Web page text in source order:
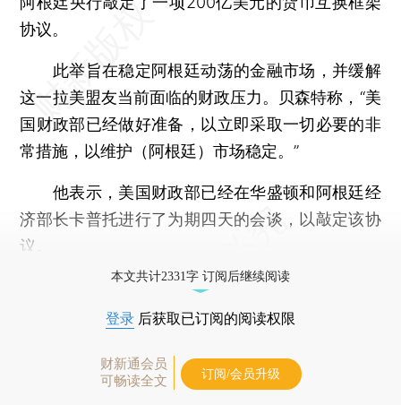
协议。
此举旨在稳定阿根廷动荡的金融市场，并缓解
这一拉美盟友当前面临的财政压力。贝森特称，“美
国财政部已经做好准备，以立即采取一切必要的非
常措施，以维护（阿根廷）市场稳定。”
他表示，美国财政部已经在华盛顿和阿根廷经
济部长卡普托进行了为期四天的会谈，以敲定该协
议。
本文共计2331字 订阅后继续阅读
登录 后获取已订阅的阅读权限
财新通会员
可畅读全文
订阅/会员升级